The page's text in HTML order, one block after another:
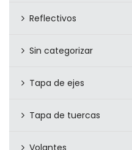
Reflectivos
Sin categorizar
Tapa de ejes
Tapa de tuercas
Volantes